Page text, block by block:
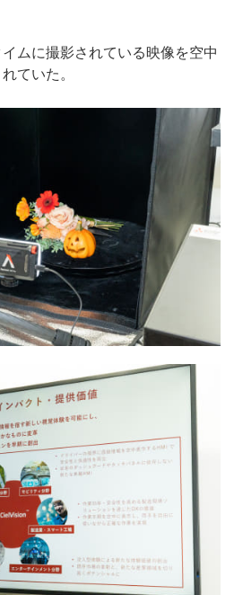
ムに撮影されている映像を空中
ていた。